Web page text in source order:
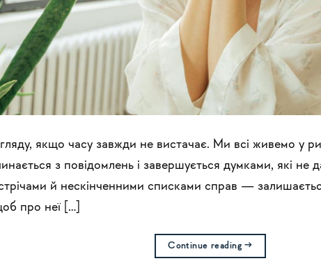
якщо часу завжди не вистачає. Ми всі живемо у
з повідомлень і завершується думками, які не
й нескінченними списками справ —
про неї […]
Continue reading→